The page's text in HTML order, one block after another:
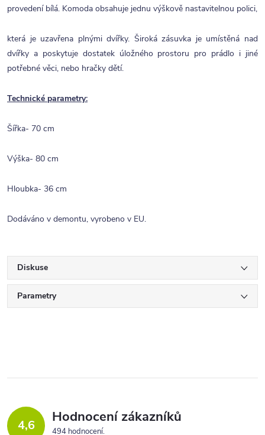
provedení bílá. Komoda obsahuje jednu výškově nastavitelnou polici,
která je uzavřena plnými dvířky. Široká zásuvka je umístěná nad
dvířky a poskytuje dostatek úložného prostoru pro prádlo i jiné
potřebné věci, nebo hračky dětí.
Technické parametry:
Šířka- 70 cm
Výška- 80 cm
Hloubka- 36 cm
Dodáváno v demontu, vyrobeno v EU.
Diskuse
Parametry
4,6 Hodnocení zákazníků
494 hodnocení